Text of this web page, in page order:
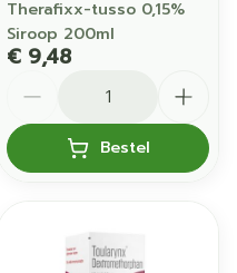
Therafixx-tusso 0,15%
Siroop 200ml
€ 9,48
Bestel